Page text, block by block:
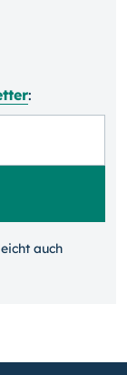
:
auch